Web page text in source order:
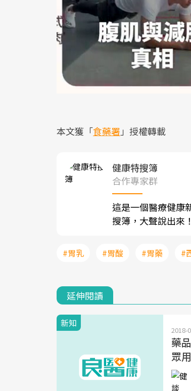
本文獲「食藥署 」授權轉載
健康特搜簿
合作專家群
這是一個醫療健康
搜簿，大聲說出
#胃乳 #胃酸 #胃藥 #
延伸閱讀
新知
2018-
藥
眾